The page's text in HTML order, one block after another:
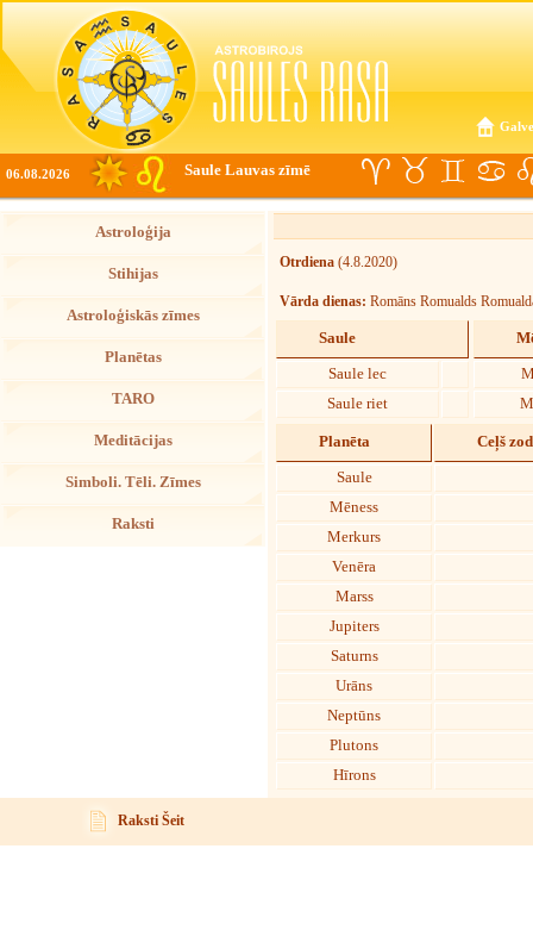
06.08.2026 Saule Lauvas zīmē
Astroloģija
Stihijas
Astroloģiskās zīmes
Planētas
TARO
Meditācijas
Simboli. Tēli. Zīmes
Raksti
Otrdiena (4.8.2020)
Vārda dienas: Romāns Romualds
Saule
Saule lec
Saule riet
Planēta Ceļš
Saule
Mēness
Merkurs
Venēra
Marss
Jupiters
Saturns
Urāns
Neptūns
Plutons
Hīrons
Raksti Šeit